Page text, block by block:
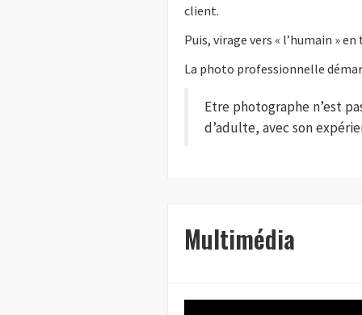
client.
Puis, virage vers « l’humain »
La photo professionnelle
Etre photographe n’est
d’adulte, avec son
Multimédia